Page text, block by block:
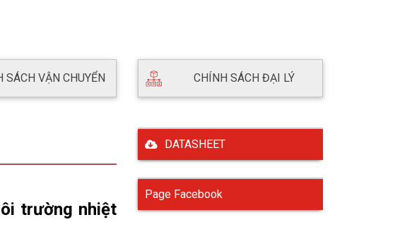
SÁCH VẬN CHUYỂN CHÍNH SÁCH ĐẠI LÝ
trường nhiệt
DATASHEET
Page Facebook